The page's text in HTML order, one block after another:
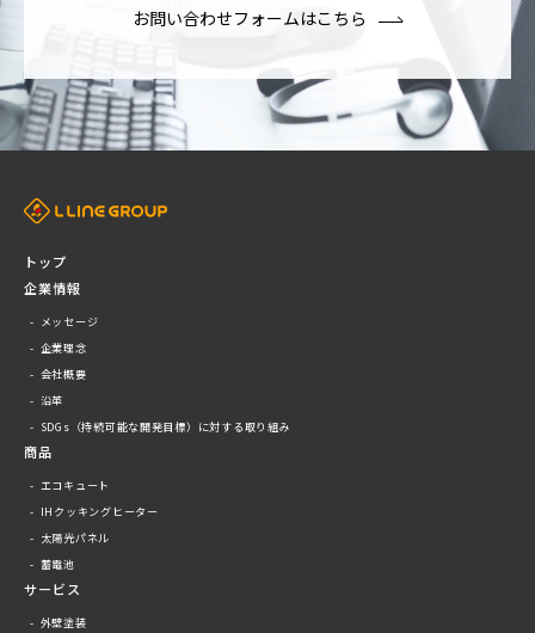
お問い合わせフォームはこちら
トップ
企業情報
メッセージ
企業理念
会社概要
沿革
SDGs（持続可能な開発目標）に対する取り組み
商品
エコキュート
IHクッキングヒーター
太陽光パネル
蓄電池
サービス
外壁塗装